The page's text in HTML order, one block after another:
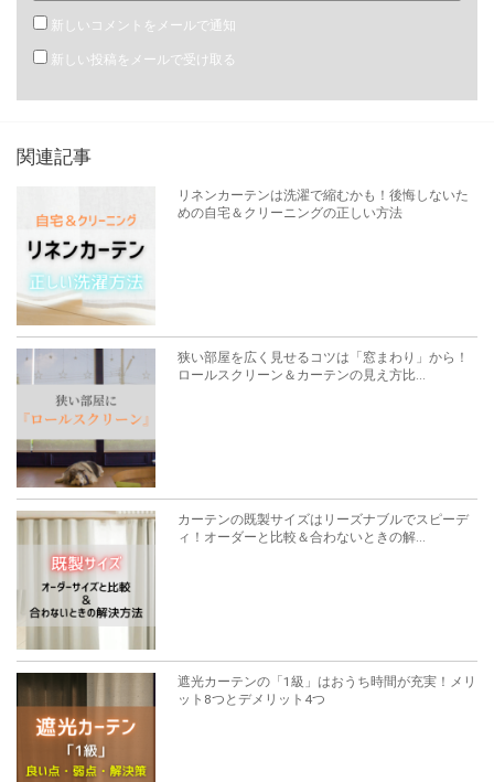
新しいコメントをメールで通知
新しい投稿をメールで受け取る
関連記事
リネンカーテンは洗濯で縮むかも！後悔しないた
めの自宅＆クリーニングの正しい方法
狭い部屋を広く見せるコツは「窓まわり」から！
ロールスクリーン＆カーテンの見え方比...
カーテンの既製サイズはリーズナブルでスピーデ
ィ！オーダーと比較＆合わないときの解...
遮光カーテンの「1級」はおうち時間が充実！メリ
ット8つとデメリット4つ